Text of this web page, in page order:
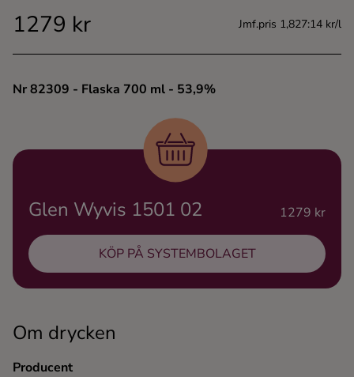
Tequila
1279 kr Jmf.pris 1,827:14 kr/l
Nr 82309 - Flaska 700 ml - 53,9%
Om drycken
Producent
Glen Wyvis 1501 02 1279 kr
KÖP PÅ SYSTEMBOLAGET